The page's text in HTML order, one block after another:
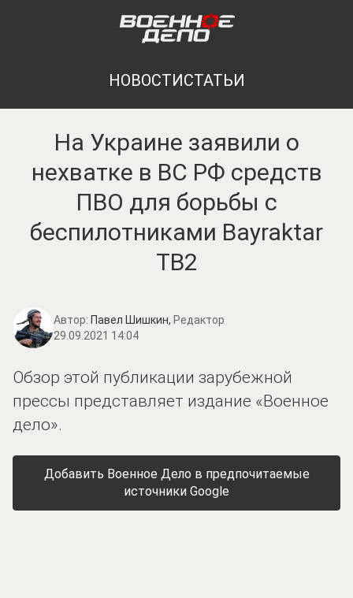
НОВОСТИСТАТЬИ
На Украине заявили о
нехватке в ВС РФ средств
ПВО для борьбы с
беспилотниками Bayraktar
TB2
Автор: Павел Шишкин, Редактор
29.09.2021 14:04
Обзор этой публикации зарубежной
прессы представляет издание «Военное
дело».
Добавить Военное Дело в предпочитаемые
источники Google